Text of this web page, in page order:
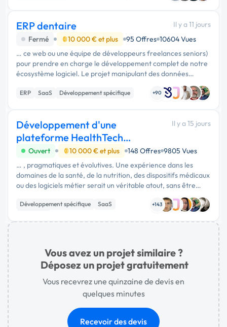
ERP dentaire
Il y a 11 jours
Fermé
10 000 € et plus 95 Offres 10604 Vues
… ce web ou une équipe de développeurs freelances seniors)
pour prendre en charge le développement complet de notre
écosystème logiciel. Le projet manipulant des données
médicales, le respect de la norme HDS (Hébergement de
Données de Santé) est …
ERP SaaS Développement spécifique +90
Développement d'une
plateforme HealthTech
innovante
Il y a 15 jours
Ouvert 10 000 € et plus 148 Offres 9805 Vues
… , pragmatiques et évolutives. Une expérience dans les
domaines de la santé, de la nutrition, des dispositifs médicaux
ou des logiciels métier serait un véritable atout, sans être
indispensable. Ce que nous mettons à disposition Le projet est
…Développement spécifique
SaaS
+143
Vous avez un projet similaire ?
Déposez un projet gratuitement
Vous recevrez une quinzaine de devis en
quelques minutes
Recevoir des devis